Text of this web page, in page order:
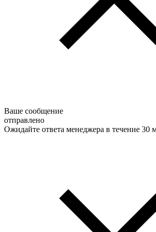
Ваше сообщение
отправлено
Ожидайте ответа менеджера в течение 30